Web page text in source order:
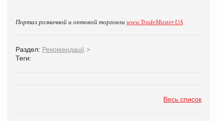
Портал розничной и оптовой торговли www.TradeMaster.UA
Раздел: Рекомендації >
Теги:
Весь список